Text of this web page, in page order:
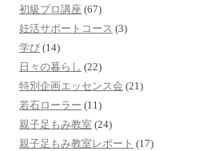
初級プロ講座 (67)
妊活サポートコース (3)
学び (14)
日々の暮らし (22)
特別企画エッセンス会 (21)
若石ローラー (11)
親子足もみ教室 (24)
親子足もみ教室レポート (17)